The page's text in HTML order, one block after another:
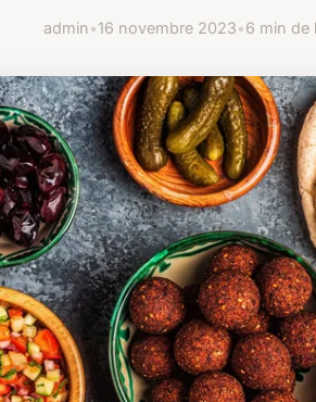
admin•16 novembre 2023•6 min de